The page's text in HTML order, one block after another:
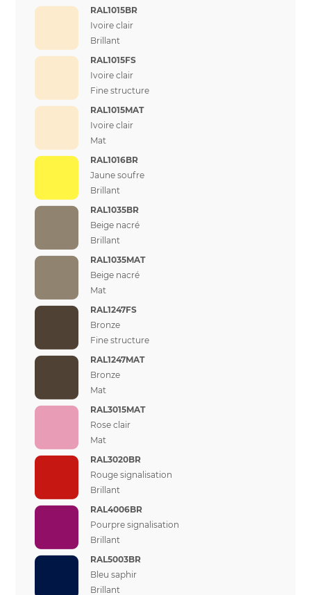
RAL1015BR
Ivoire clair
Brillant
RAL1015FS
Ivoire clair
Fine structure
RAL1015MAT
Ivoire clair
Mat
RAL1016BR
Jaune soufre
Brillant
RAL1035BR
Beige nacré
Brillant
RAL1035MAT
Beige nacré
Mat
RAL1247FS
Bronze
Fine structure
RAL1247MAT
Bronze
Mat
RAL3015MAT
Rose clair
Mat
RAL3020BR
Rouge signalisation
Brillant
RAL4006BR
Pourpre signalisation
Brillant
RAL5003BR
Bleu saphir
Brillant